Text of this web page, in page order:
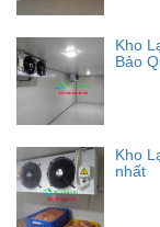
Kho
Bảo
Kho
nhất